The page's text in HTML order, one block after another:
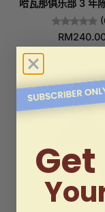
哈瓦那俱乐部 3 年
Get